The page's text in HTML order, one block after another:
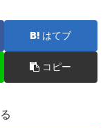
はてブ
コピー